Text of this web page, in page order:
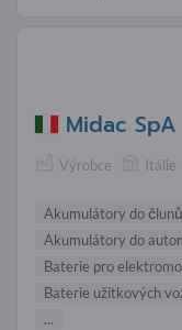
Midac SpA
Výrobce Itálie
Akumulátory do člunů
Akumulátory do
Baterie pro
Baterie užitkových
...